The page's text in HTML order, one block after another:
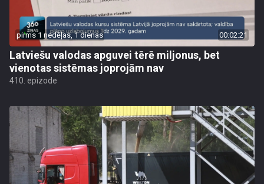
pirms 1 nedēļas, 1 dienas 00:02:21
Latviešu valodas apguvei tērē miljonus, bet
vienotas sistēmas joprojām nav
410. epizode